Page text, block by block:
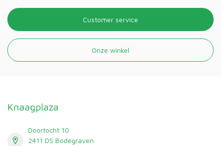
Customer service
Onze winkel
Knaagplaza
Doortocht 10
2411 DS Bodegraven